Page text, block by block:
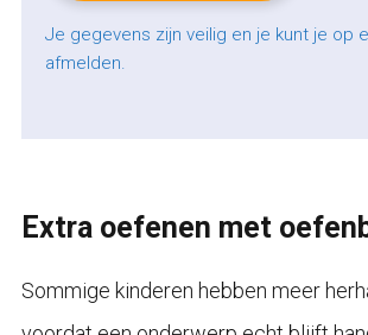
Je gegevens zijn veilig en je kunt je op
afmelden.
Extra oefenen met
Sommige kinderen hebben meer